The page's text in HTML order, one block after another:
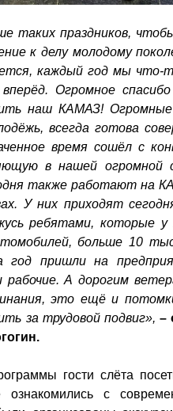
таких праздников,
к делу молодому
каждый год мы что-
Огромное
наш КАМАЗ!
всегда готова
время сошёл с
в нашей
также работают на
У них приходят
ребятами, которые
больше 10
год пришли на
А дорогим
это ещё и
за трудовой подвиг», –
гости слёта
с